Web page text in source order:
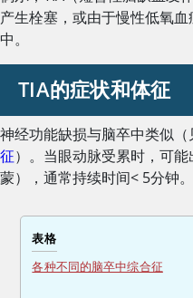
产生栓塞，或由于慢性低氧
中。
TIA的症状和体征
神经功能缺损与脑卒中类似（
征）。当眼动脉受累时，可
蒙），通常持续时间< 5分钟。
表格
各种不同的脑卒中综合征